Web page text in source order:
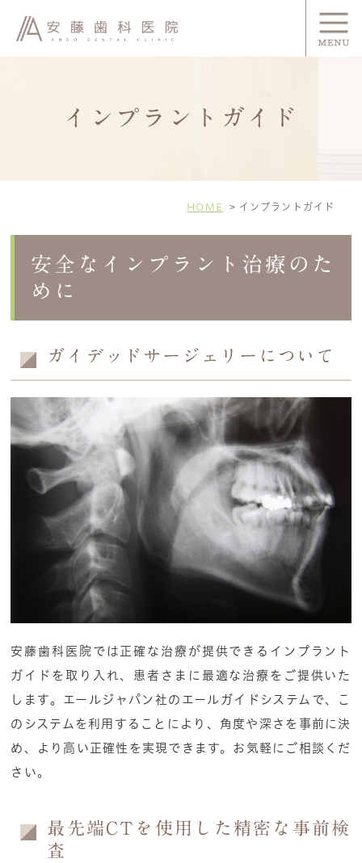
インプラントガイド
HOME インプラントガイド
安全なインプラント治療のた
めに
ガイデッドサージェリーについて
安藤歯科医院では正確な治療が提供できるインプラント
ガイドを取り入れ、患者さまに最適な治療をご提供いた
します。エールジャパン社のエールガイドシステムで、こ
のシステムを利用することにより、角度や深さを事前に決
め、より高い正確性を実現できます。お気軽にご相談くだ
さい。
最先端CTを使用した精密な事前検
査